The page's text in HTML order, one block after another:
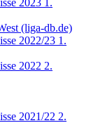
2023 1.
(liga-db.de)
2022/23 1.
2022 2.
2021/22 2.